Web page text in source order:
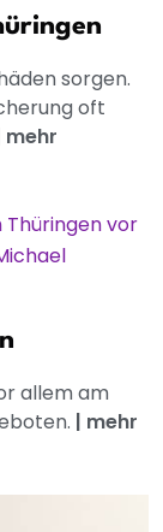
sorgen.
oft
mehr
allem am
| mehr